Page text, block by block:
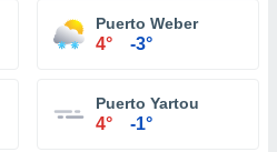
Puerto Weber
4° -3°
Puerto Yartou
4° -1°